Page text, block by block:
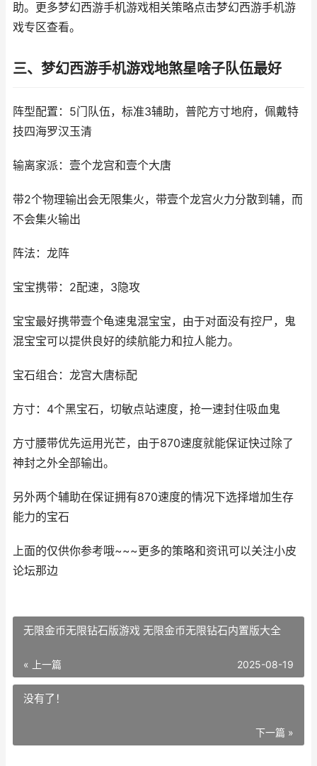
助。更多梦幻西游手机游戏相关策略点击梦幻西游手机游
戏专区查看。
三、梦幻西游手机游戏地煞星啥子队伍最好
阵型配置：5门队伍，标准3辅助，普陀方寸地府，佩戴特
技四海罗汉玉清
输离家派：壹个龙宫和壹个大唐
带2个物理输出会无限集火，带壹个龙宫火力分散到辅，而
不会集火输出
阵法：龙阵
宝宝携带：2配速，3隐攻
宝宝最好携带壹个龟速鬼混宝宝，由于对面没有控尸，鬼
混宝宝可以提供良好的续航能力和拉人能力。
宝石组合：龙宫大唐标配
方寸：4个黑宝石，切敏点站速度，抢一速封住吸血鬼
方寸腰带优先运用光芒，由于870速度就能保证快过除了
神封之外全部输出。
另外两个辅助在保证拥有870速度的情况下选择增加生存
能力的宝石
上面的仅供你参考哦~~~更多的策略和资讯可以关注小皮
论坛那边
无限金币无限钻石版游戏 无限金币无限钻石内置版大全
« 上一篇 2025-08-19
没有了！
下一篇 »